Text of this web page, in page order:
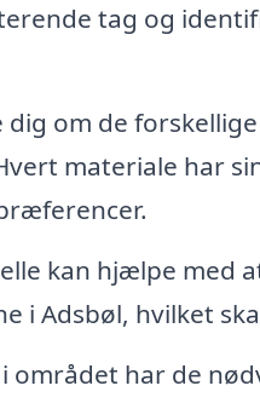
tag og
dig om de
materiale har
kan hjælpe med
i Adsbøl, hvilket
området har de